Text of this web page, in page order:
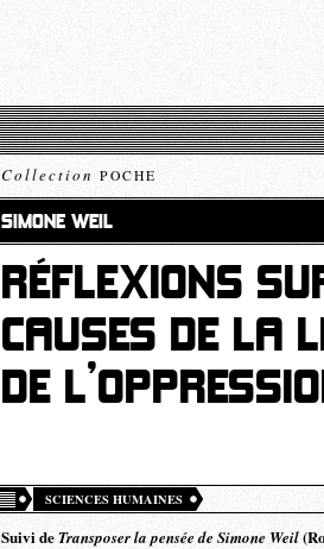
Collection POCHE
SIMONE WEIL
RÉFLEXIONS
CAUSES DE LA
DE
SCIENCES HUMAINES
Suivi deTransposer la pensée de Simone Weil